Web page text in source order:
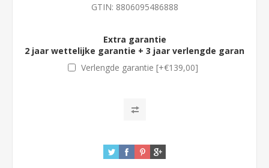
GTIN: 8806095486888
Extra garantie
2 jaar wettelijke garantie + 3 jaar verlengde garantie (
Verlengde garantie [+€139,00]